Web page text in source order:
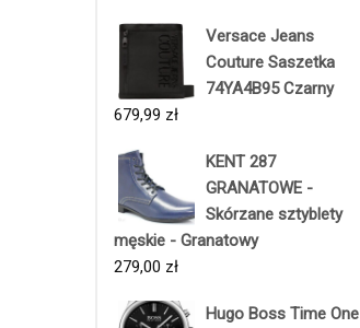
Versace Jeans
Couture Saszetka
74YA4B95 Czarny
679,99 zł
KENT 287
GRANATOWE -
Skórzane sztyblety
męskie - Granatowy
279,00 zł
Hugo Boss Time One